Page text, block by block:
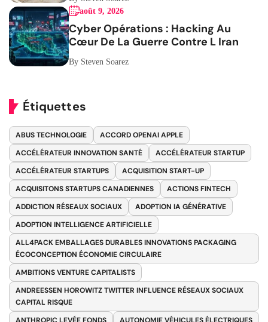
août 9, 2026
Cyber Opérations : Hacking Au
Cœur De La Guerre Contre L Iran
By Steven Soarez
Étiquettes
ABUS TECHNOLOGIE
ACCORD OPENAI APPLE
ACCÉLÉRATEUR INNOVATION SANTÉ
ACCÉLÉRATEUR STARTUP
ACCÉLÉRATEUR STARTUPS
ACQUISITION START-UP
ACQUISITONS STARTUPS CANADIENNES
ACTIONS FINTECH
ADDICTION RÉSEAUX SOCIAUX
ADOPTION IA GÉNÉRATIVE
ADOPTION INTELLIGENCE ARTIFICIELLE
ALL4PACK EMBALLAGES DURABLES INNOVATIONS PACKAGING
ÉCOCONCEPTION ÉCONOMIE CIRCULAIRE
AMBITIONS VENTURE CAPITALISTS
ANDREESSEN HOROWITZ TWITTER INFLUENCE RÉSEAUX SOCIAUX
CAPITAL RISQUE